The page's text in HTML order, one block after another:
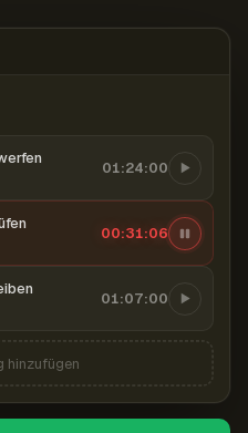
01:24:00
00:31:07
01:07:00
hinzufügen